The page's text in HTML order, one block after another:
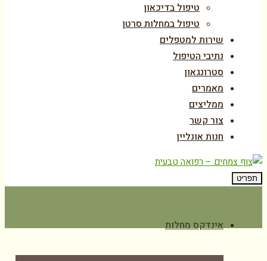
טיפול בדיכאון
טיפול במחלות סרטן
שירות למטפלים
נתיבי הטיפול
סטרונגאון
מאמרים
ממליצים
צור קשר
חנות אונליין
תפריט
אינדקס מחלות